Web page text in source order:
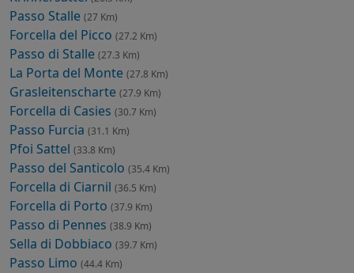
Passo Stalle (27 Km)
Forcella del Picco (27.2 Km)
Passo di Stalle (27.3 Km)
La Porta del Monte (27.8 Km)
Grasleitenscharte (27.9 Km)
Forcella di Casies (30.7 Km)
Passo Furcia (31.1 Km)
Pfoi Sattel (33.8 Km)
Passo del Santicolo (35.4 Km)
Forcella di Ciarnil (36.5 Km)
Forcella di Porto (37.9 Km)
Passo di Pennes (38.9 Km)
Sella di Dobbiaco (39.7 Km)
Passo Limo (44.4 Km)